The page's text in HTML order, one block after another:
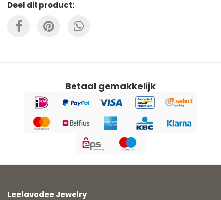
Deel dit product:
Betaal gemakkelijk
Leelavadee Jewelry